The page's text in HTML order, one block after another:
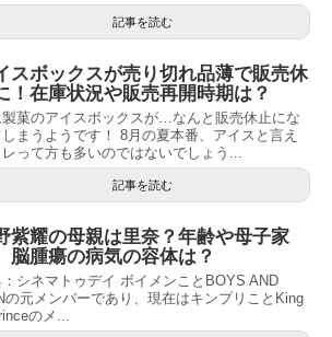
記事を読む
スボックスが売り切れ品薄で販売休
！在庫状況や販売再開時期は？
菓のアイスボックスが…なんと販売休止にな
しまうようです！ 8月の夏本番、アイスと言え
って方も多いのではないでしょう...
記事を読む
紫耀の母親は里奈？年齢や母子家
脳腫瘍の病気の容体は？
シネマトゥデイ ボイメンことBOYS AND
の元メンバーであり、現在はキンプリことKing
のメ...